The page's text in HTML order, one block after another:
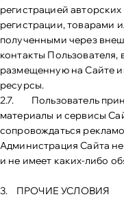
регистрацией
регистрации, товарами
полученными через
контакты Пользователя,
размещенную на Сайте
ресурсы.
2.7. Пользователь
материалы и сервисы
сопровождаться
Администрация Сайта
и не имеет каких-либо
3. ПРОЧИЕ УСЛОВИЯ